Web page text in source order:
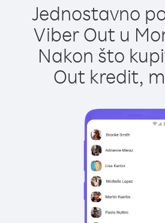
Jednostavno
Viber Out u
Nakon što
Out kredit,